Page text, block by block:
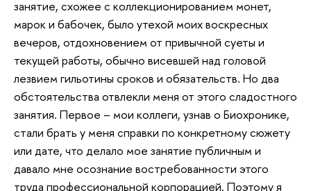
занятие, схожее с коллекционированием монет,
марок и бабочек, было утехой моих воскресных
вечеров, отдохновением от привычной суеты и
текущей работы, обычно висевшей над головой
лезвием гильотины сроков и обязательств. Но два
обстоятельства отвлекли меня от этого сладостного
занятия. Первое – мои коллеги, узнав о Биохронике,
стали брать у меня справки по конкретному сюжету
или дате, что делало мое занятие публичным и
давало мне осознание востребованности этого
труда профессиональной корпорацией. Поэтому я